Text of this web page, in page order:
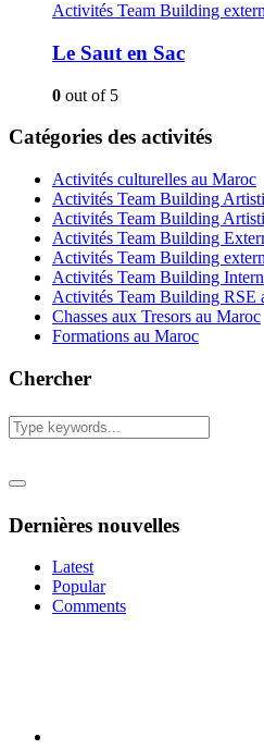
Activités Team Building
Le Saut en Sac
0 out of 5
Catégories des activités
Activités culturelles au Maroc
Activités Team Building
Activités Team Building
Activités Team Building
Activités Team Building
Activités Team Building
Activités Team Building RSE
Chasses aux Tresors au Maroc
Formations au Maroc
Chercher
Dernières nouvelles
Latest
Popular
Comments